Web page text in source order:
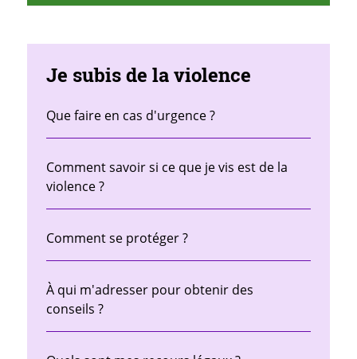
Je subis de la violence
Que faire en cas d'urgence ?
Comment savoir si ce que je vis est de la
violence ?
Comment se protéger ?
À qui m'adresser pour obtenir des
conseils ?